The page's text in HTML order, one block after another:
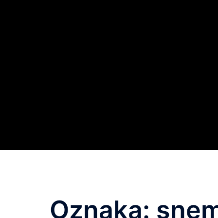
Oznaka: